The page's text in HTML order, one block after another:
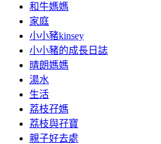
和牛媽媽
家庭
小小豬kinsey
小小豬的成長日誌
晴朗媽媽
湯水
生活
荔枝孖媽
荔枝與孖寶
親子好去處